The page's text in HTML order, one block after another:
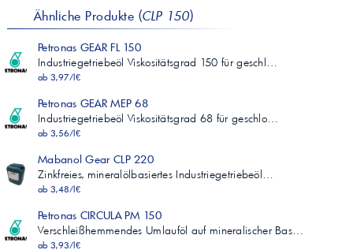
Ähnliche Produkte (CLP 150)
Petronas GEAR FL 150
Industriegetriebeöl Viskositätsgrad 150 für geschl…
ab 3,97/l€
Petronas GEAR MEP 68
Industriegetriebeöl Viskositätsgrad 68 für geschlo…
ab 3,56/l€
Mabanol Gear CLP 220
Zinkfreies, mineralölbasiertes Industriegetriebeöl…
ab 3,48/l€
Petronas CIRCULA PM 150
Verschleißhemmendes Umlauföl auf mineralischer Bas…
ab 3,93/l€